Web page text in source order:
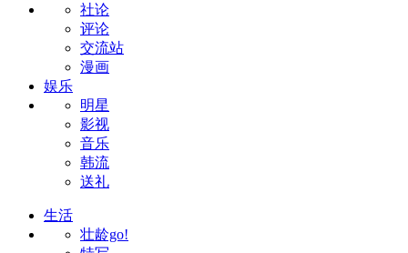
社论
评论
交流站
漫画
娱乐
明星
影视
音乐
韩流
送礼
生活
壮龄go!